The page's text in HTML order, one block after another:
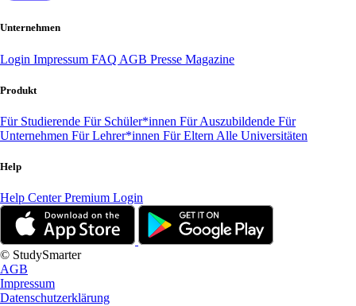
Unternehmen
Login Impressum FAQ AGB Presse Magazine
Produkt
Für Studierende Für Schüler*innen Für Auszubildende Für
Unternehmen Für Lehrer*innen Für Eltern Alle Universitäten
Help
Help CenterPremium Login
© StudySmarter
AGB
Impressum
Datenschutzerklärung